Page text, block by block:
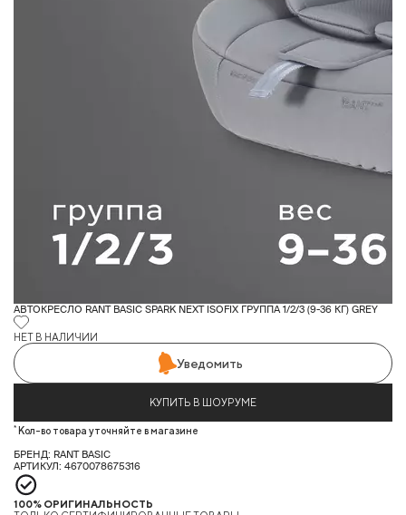
АВТОКРЕСЛО RANT BASIC SPARK NEXT ISOFIX ГРУППА 1/2/3 (9-36 КГ) GREY
НЕТ В НАЛИЧИИ
Уведомить
КУПИТЬ В ШОУРУМЕ
* Кол-во товара уточняйте в магазине
БРЕНД: RANT BASIC
АРТИКУЛ: 4670078675316
100% ОРИГИНАЛЬНОСТЬ